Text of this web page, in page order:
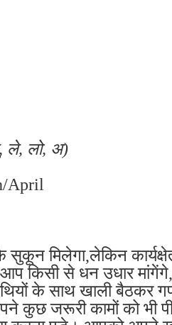
ले, लो, अ)
April
मिलेगा,लेकिन
किसी से धन उधार
के साथ खाली बैठकर
कुछ जरूरी कामों को भी